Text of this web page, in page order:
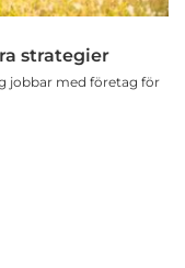
strategier
jobbar med företag för